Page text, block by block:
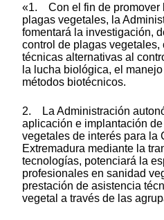
«1. Con el fin de promover
plagas vegetales, la
fomentará la investigación,
control de plagas
técnicas alternativas al
la lucha biológica, el
métodos biotécnicos.
2. La Administración
aplicación e implantación
vegetales de interés para la
Extremadura mediante la
tecnologías, potenciará la
profesionales en sanidad
prestación de asistencia
vegetal a través de las